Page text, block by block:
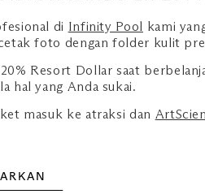
di Infinity Pool
kami
foto dengan folder kulit
Resort Dollar saat
hal yang Anda sukai.
masuk ke atraksi dan